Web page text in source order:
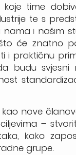
time
te s
nama i našim
će znatno
i praktičnu
budu svjesni
nove
–
kako
grupe.